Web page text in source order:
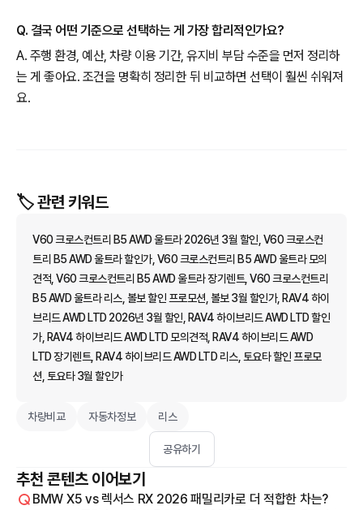
Q. 결국 어떤 기준으로 선택하는 게 가장 합리적인가요?
A. 주행 환경, 예산, 차량 이용 기간, 유지비 부담 수준을 먼저 정리하
는 게 좋아요. 조건을 명확히 정리한 뒤 비교하면 선택이 훨씬 쉬워져
요.
🏷️ 관련 키워드
V60 크로스컨트리 B5 AWD 울트라 2026년 3월 할인, V60 크로스컨
트리 B5 AWD 울트라 할인가, V60 크로스컨트리 B5 AWD 울트라 모의
견적, V60 크로스컨트리 B5 AWD 울트라 장기렌트, V60 크로스컨트리
B5 AWD 울트라 리스, 볼보 할인 프로모션, 볼보 3월 할인가, RAV4 하이
브리드 AWD LTD 2026년 3월 할인, RAV4 하이브리드 AWD LTD 할인
가, RAV4 하이브리드 AWD LTD 모의견적, RAV4 하이브리드 AWD
LTD 장기렌트, RAV4 하이브리드 AWD LTD 리스, 토요타 할인 프로모
션, 토요타 3월 할인가
차량비교 자동차정보 리스
공유하기
추천 콘텐츠 이어보기
BMW X5 vs 렉서스 RX 2026 패밀리카로 더 적합한 차는?